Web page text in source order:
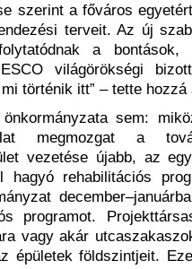
szerint a főváros
terveit. Az új
a
világörökségi
történik itt” – tette
sem:
megmozgat a
vezetése újabb, az
hagyó rehabilitációs
programot.
vagy akár
épületek földszintjeit.